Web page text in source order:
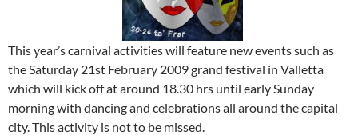
This year’s carnival activities will feature new events such as
the Saturday 21st February 2009 grand festival in Valletta
which will kick off at around 18.30 hrs until early Sunday
morning with dancing and celebrations all around the capital
city. This activity is not to be missed.